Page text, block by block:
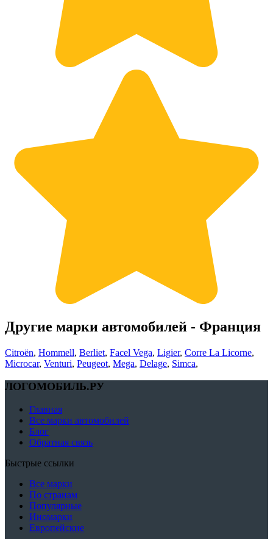
Другие марки автомобилей - Франция
Citroën, Hommell, Berliet, Facel Vega, Ligier, Corre La Licorne,
Microcar, Venturi, Peugeot, Mega, Delage, Simca,
ЛОГОМОБИЛЬ.РУ
Главная
Все марки автомобилей
Блог
Обратная связь
Быстрые ссылки
Все марки
По странам
Популярные
Иномарки
Европейские